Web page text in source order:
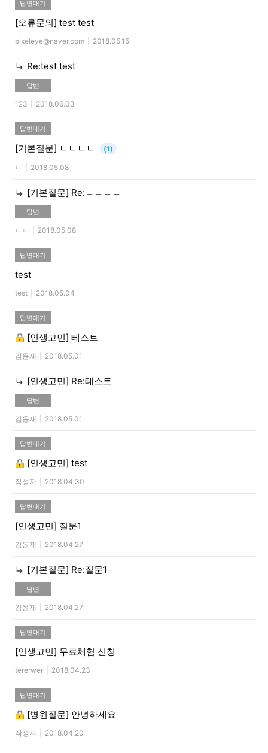
답변대기
[오류문의] test test
pixeleye@naver.com 2018.05.15
Re:test test
답변
123 2018.06.03
답변대기
[기본질문] ㄴㄴㄴㄴ (1)
ㄴ 2018.05.08
[기본질문] Re:ㄴㄴㄴㄴ
답변
ㄴㄴ 2018.05.08
답변대기
test
test 2018.05.04
답변대기
[인생고민] 테스트
김윤재 2018.05.01
[인생고민] Re:테스트
답변
김윤재 2018.05.01
답변대기
[인생고민] test
작성자 2018.04.30
답변대기
[인생고민] 질문1
김윤재 2018.04.27
[기본질문] Re:질문1
답변
김윤재 2018.04.27
답변대기
[인생고민] 무료체험 신청
tererwer 2018.04.23
답변대기
[병원질문] 안녕하세요
작성자 2018.04.20